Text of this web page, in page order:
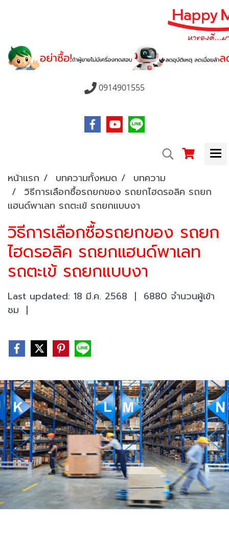
0914901555
หน้าแรก บทความทั้งหมด
บทความ
วิธีการเลือกซื้อรถยกของ รถยกไฮดรอลิค รถยก
แฮนด์พาเลท รถตะเข้ รถยกแบบงา
วิธีการเลือกซื้อรถยกของ รถยก
ไฮดรอลิค รถยกแฮนด์พาเลท
รถตะเข้ รถยกแบบงา
Last updated: 18 มี.ค. 2568 | 6880 จำนวนผู้เข้า
ชม |